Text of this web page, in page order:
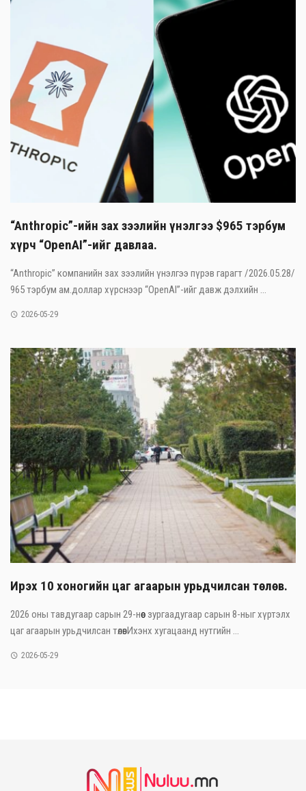
“Anthropic”-ийн зах зээлийн үнэлгээ $965 тэрбум
хүрч “OpenAI”-ийг давлаа.
“Anthropic” компанийн зах зээлийн үнэлгээ пүрэв гарагт /2026.05.28/
965 тэрбум ам.доллар хүрснээр “OpenAI”-ийг давж дэлхийн ...
2026-05-29
Ирэх 10 хоногийн цаг агаарын урьдчилсан төлөв.
2026 оны тавдугаар сарын 29-нөөс зургаадугаар сарын 8-ныг хүртэлх
цаг агаарын урьдчилсан төлөвИхэнх хугацаанд нутгийн ...
2026-05-29